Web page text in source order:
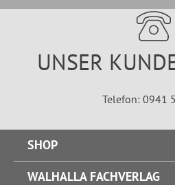
UNSER
Telefon: 0941
SHOP
WALHALLA FACHVERLAG